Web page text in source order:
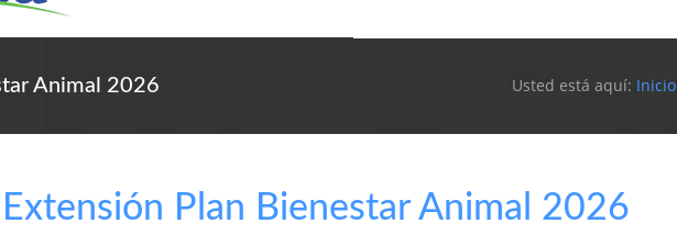
Animal 2026 Usted está aquí: Inicio
Extensión Plan Bienestar Animal 2026